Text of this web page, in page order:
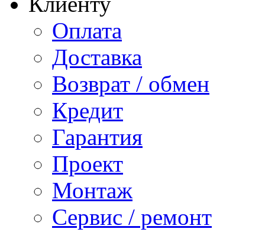
Оплата
Доставка
Возврат / обмен
Кредит
Гарантия
Проект
Монтаж
Сервис / ремонт